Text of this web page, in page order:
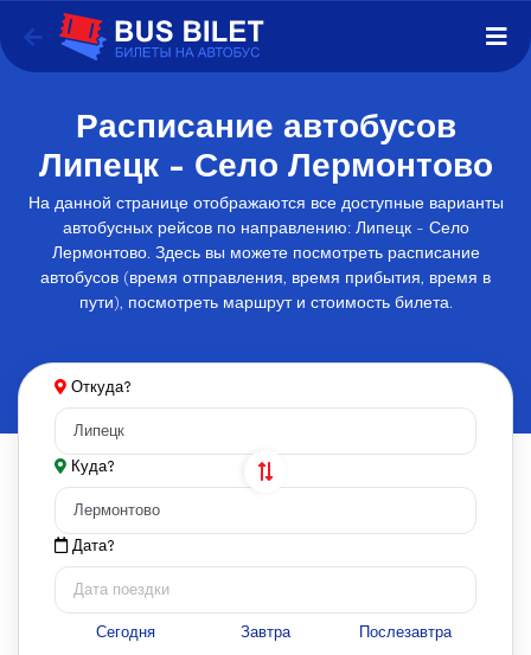
Расписание автобусов
Липецк - Село Лермонтово
На данной странице отображаются все доступные варианты
автобусных рейсов по направлению: Липецк - Село
Лермонтово. Здесь вы можете посмотреть расписание
автобусов (время отправления, время прибытия, время в
пути), посмотреть маршрут и стоимость билета.
Откуда?
Куда?
Дата?
Сегодня Завтра Послезавтра